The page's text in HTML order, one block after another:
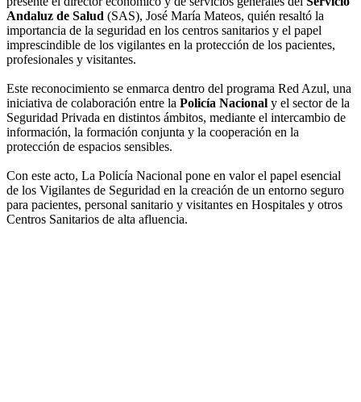
Andaluz de Salud (SAS), José María Mateos, quién resaltó la
importancia de la seguridad en los centros sanitarios y el papel
imprescindible de los vigilantes en la protección de los pacientes,
profesionales y visitantes.
Este reconocimiento se enmarca dentro del programa Red Azul, una
iniciativa de colaboración entre la Policía Nacional y el sector de la
Seguridad Privada en distintos ámbitos, mediante el intercambio de
información, la formación conjunta y la cooperación en la
protección de espacios sensibles.
Con este acto, La Policía Nacional pone en valor el papel esencial
de los Vigilantes de Seguridad en la creación de un entorno seguro
para pacientes, personal sanitario y visitantes en Hospitales y otros
Centros Sanitarios de alta afluencia.